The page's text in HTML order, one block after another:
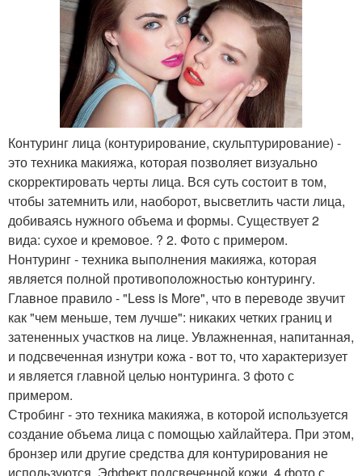
Контуринг лица (контурирование, скульптурирование) -
это техника макияжа, которая позволяет визуально
скорректировать черты лица. Вся суть состоит в том,
чтобы затемнить или, наоборот, высветлить части лица,
добиваясь нужного объема и формы. Существует 2
вида: сухое и кремовое. ? 2. Фото с примером.
Нонтуринг - техника выполнения макияжа, которая
является полной противоположностью контурингу.
Главное правило - "Less is More", что в переводе звучит
как "чем меньше, тем лучше": никаких четких границ и
затененных участков на лице. Увлажненная, напитанная,
и подсвеченная изнутри кожа - вот то, что характеризует
и является главной целью нонтуринга. 3 фото с
примером.
Стробинг - это техника макияжа, в которой используется
создание объема лица с помощью хайлайтера. При этом,
бронзер или другие средства для контурирования не
используются. Эффект подсвеченной кожи. 4 фото с